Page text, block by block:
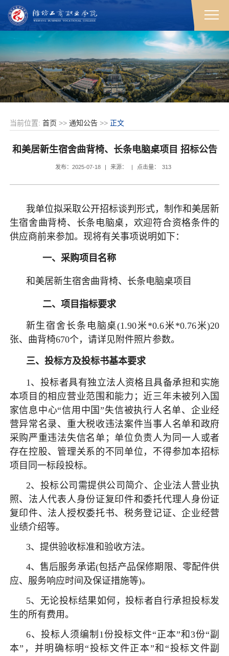
当前位置: 首页 >> 通知公告>> 正文
和美居新生宿舍曲背椅、长条电脑桌项目 招标公告
发布：2025-07-18 | 来源： | 点击量： 313
我单位拟采取公开招标谈判形式，制作和美居新
生宿舍曲背椅、长条电脑桌，欢迎符合资格条件的
供应商前来参加。现将有关事项说明如下：
一、 采购项目名称
和美居新生宿舍曲背椅、长条电脑桌项目
二、 项目 指标要求
新生宿舍长条电脑桌(1.90米*0.6米*0.76米)20
张、曲背椅670个，请详见附件照片参数。
三、投标方及投标书基本要求
1、投标者具有独立法人资格且具备承担和实施
本项目的相应营业范围和能力；近三年未被列入国
家信息中心“信用中国”失信被执行人名单、企业经
营异常名录、重大税收违法案件当事人名单和政府
采购严重违法失信名单；单位负责人为同一人或者
存在控股、管理关系的不同单位，不得参加本招标
项目同一标段投标。
2、投标公司需提供公司简介、企业法人营业执
照、法人代表人身份证复印件和委托代理人身份证
复印件、法人授权委托书、税务登记证、企业经营
业绩介绍等。
3、提供验收标准和验收方法。
4、售后服务承诺(包括产品保修期限、零配件供
应、服务响应时间及保证措施等)。
5、无论投标结果如何，投标者自行承担投标发
生的所有费用。
6、投标人须编制1份投标文件“正本”和3份“副
本”，并明确标明“投标文件正本”和“投标文件副